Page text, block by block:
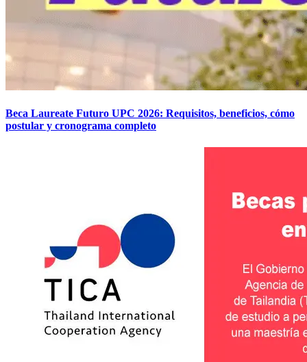
Beca Laureate Futuro UPC 2026: Requisitos, beneficios, cómo
postular y cronograma completo